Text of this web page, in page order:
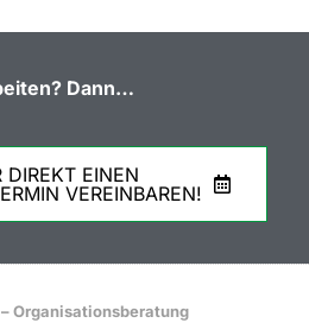
Dann…
DIREKT EINEN
VEREINBAREN!
Organisationsberatung